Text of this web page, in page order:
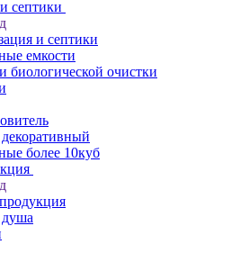
септики
и септики
емкости
биологической очистки
более 10куб
душа